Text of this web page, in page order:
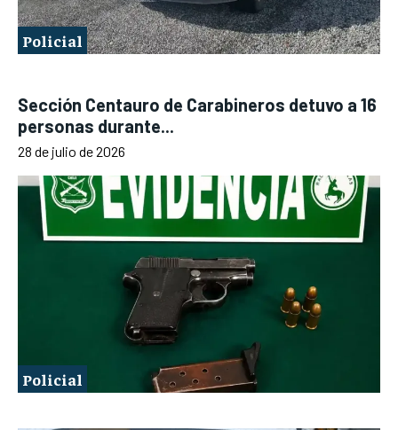
Policial
Sección Centauro de Carabineros detuvo a 16
personas durante...
28 de julio de 2026
Policial